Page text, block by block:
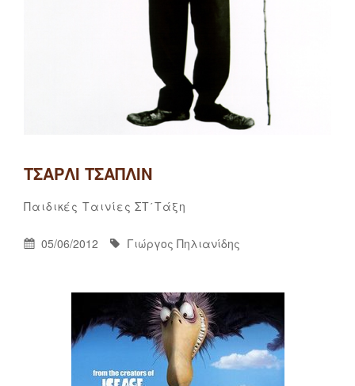
ΤΣΆΡΛΙ ΤΣΆΠΛΙΝ
Categories
Παιδικές Ταινίες ΣΤ΄τάξηBy
Γιώργος
Πηλιανίδης
Posted
05/06/2012 By
Γιώργος Πηλιανίδης